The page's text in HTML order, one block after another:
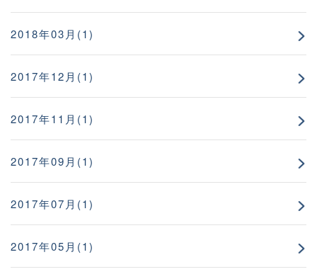
2018年03月(1)
2017年12月(1)
2017年11月(1)
2017年09月(1)
2017年07月(1)
2017年05月(1)